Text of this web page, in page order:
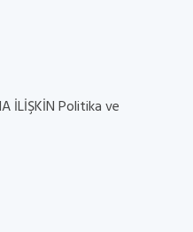
İLİŞKİN Politika ve